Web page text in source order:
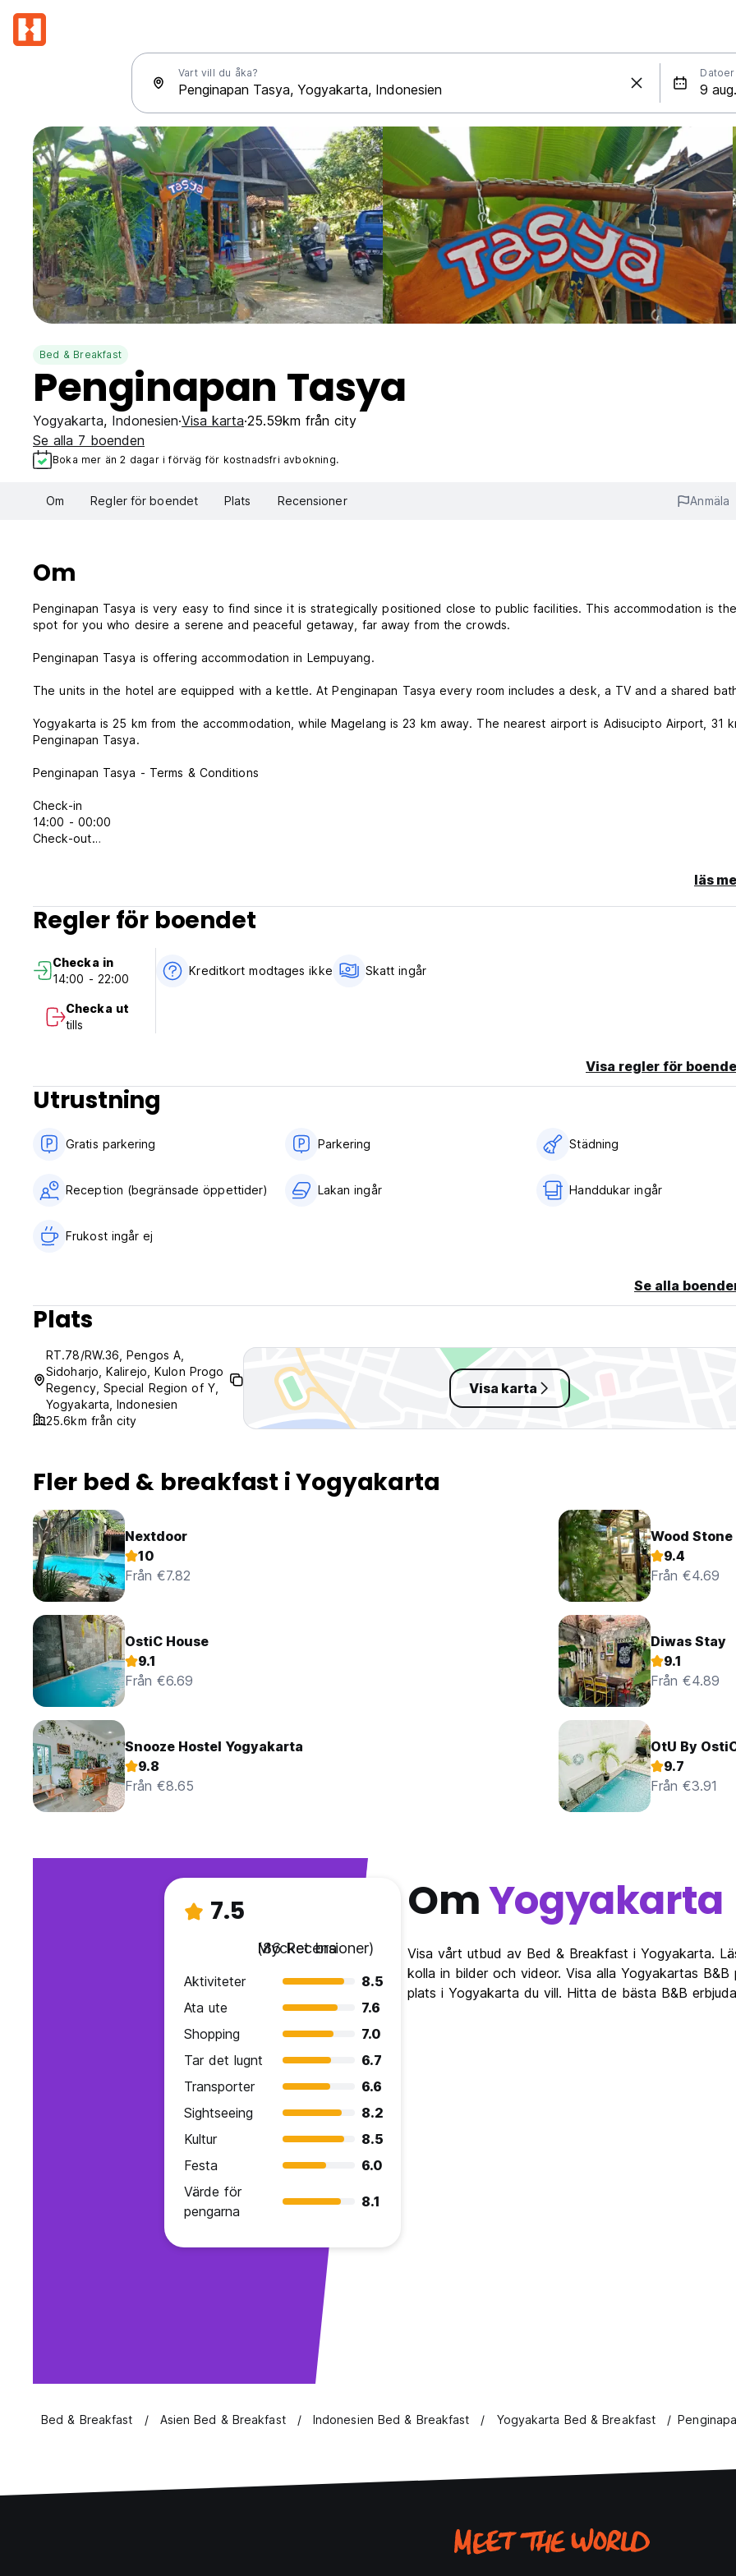
Vart vill du åka? Datoer
Bed & Breakfast
Penginapan Tasya
Yogyakarta, Indonesien Visa karta 25.59km från city
Se alla 7 boenden
Boka mer än 2 dagar i förväg för kostnadsfri avbokning.
Om Regler för boendet Plats Recensioner Anmäla
Om
Penginapan Tasya is very easy to find since it is strategically positioned close to public facilities. This accommodation is
spot for you who desire a serene and peaceful getaway, far away from the crowds.
Penginapan Tasya is offering accommodation in Lempuyang.
The units in the hotel are equipped with a kettle. At Penginapan Tasya every room includes a desk, a TV and a shared
Yogyakarta is 25 km from the accommodation, while Magelang is 23 km away. The nearest airport is Adisucipto Airport, 31
Penginapan Tasya.
Penginapan Tasya - Terms & Conditions
Check-in
14:00 - 00:00
Check-out
Children of any age are welcome.
Children aged 5 years and above are considered adults at this property.
There is no age requirement for check-in
Pets
läs
Regler för boendet
Checka in
14:00 - 22:00
Checka ut
tills
Kreditkort modtages ikke Skatt ingår
Visa regler för
Utrustning
Gratis parkering Parkering Städning
Reception (begränsade öppettider) Lakan ingår Handdukar ingår
Frukost ingår ej
Se alla
Plats
RT.78/RW.36, Pengos A,
Sidoharjo, Kalirejo, Kulon Progo
Regency, Special Region of Y,
Yogyakarta, Indonesien
25.6km från city
Visa karta
Fler bed & breakfast i Yogyakarta
Nextdoor
10
Från €7.82
Wood
9.4
Från €4.69
OstiC House
9.1
Från €6.69
Diwas Stay
9.1
Från €4.89
Snooze Hostel Yogyakarta
9.8
Från €8.65
OtU By
9.7
Från €3.91
7.5
Mycket bra
(86 Recensioner)
Aktiviteter
8.5
Ata ute
7.6
Shopping
7.0
Tar det lugnt
6.7
Transporter
6.6
Sightseeing
8.2
Kultur
8.5
Festa
6.0
Värde för
pengarna
8.1
OmYogyakarta
Visa vårt utbud av Bed & Breakfast i Yogyakarta.
kolla in bilder och videor. Visa alla Yogyakartas
plats i Yogyakarta du vill. Hitta de bästa B&B
Bed & Breakfast Asien Bed & Breakfast Indonesien Bed & Breakfast Yogyakarta Bed & Breakfast